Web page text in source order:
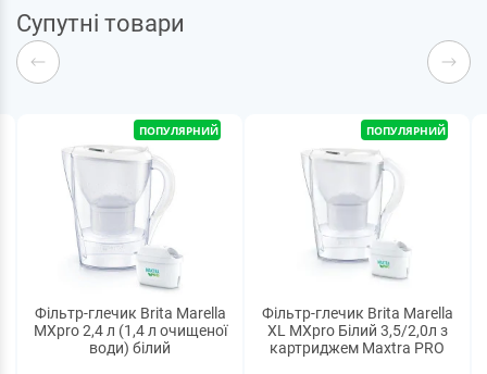
Супутні товари
ПОПУЛЯРНИЙ
Фільтр-глечик Brita Marella
MXpro 2,4 л (1,4 л очищеної
води) білий
ПОПУЛЯРНИЙ
Фільтр-глечик Brita Marella
XL MXpro Білий 3,5/2,0л з
картриджем Maxtra PRO